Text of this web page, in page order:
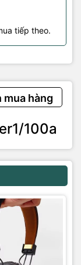
tiếp theo.
mua hàng
100a